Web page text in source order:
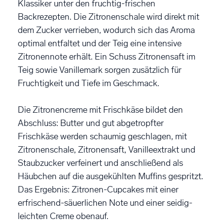
Klassiker unter den fruchtig-frischen
Backrezepten. Die Zitronenschale wird direkt mit
dem Zucker verrieben, wodurch sich das Aroma
optimal entfaltet und der Teig eine intensive
Zitronennote erhält. Ein Schuss Zitronensaft im
Teig sowie Vanillemark sorgen zusätzlich für
Fruchtigkeit und Tiefe im Geschmack.
Die Zitronencreme mit Frischkäse bildet den
Abschluss: Butter und gut abgetropfter
Frischkäse werden schaumig geschlagen, mit
Zitronenschale, Zitronensaft, Vanilleextrakt und
Staubzucker verfeinert und anschließend als
Häubchen auf die ausgekühlten Muffins gespritzt.
Das Ergebnis: Zitronen-Cupcakes mit einer
erfrischend-säuerlichen Note und einer seidig-
leichten Creme obenauf.